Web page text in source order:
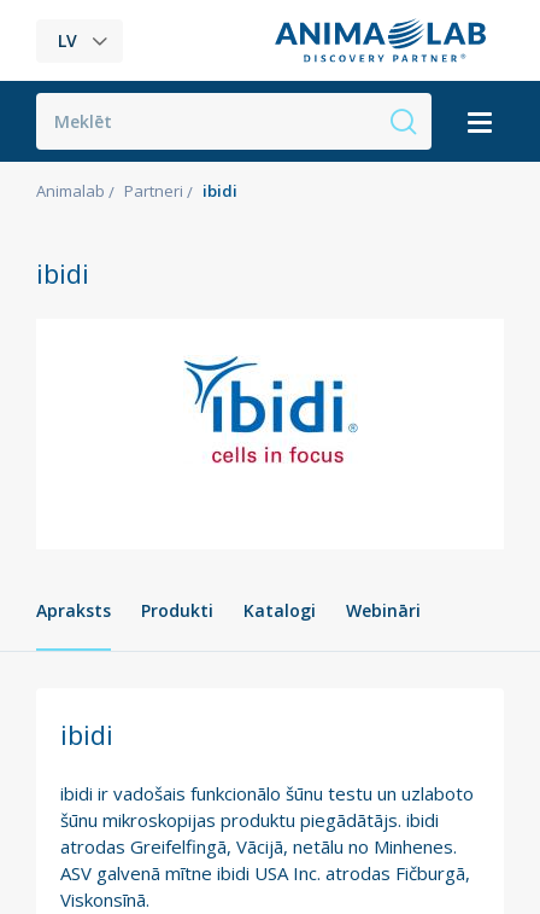
LV
Animalab Partneri ibidi
ibidi
Apraksts Produkti Katalogi Webināri
ibidi
ibidi ir vadošais funkcionālo šūnu testu un uzlaboto
šūnu mikroskopijas produktu piegādātājs. ibidi
atrodas Greifelfingā, Vācijā, netālu no Minhenes.
ASV galvenā mītne ibidi USA Inc. atrodas Fičburgā,
Viskonsīnā.